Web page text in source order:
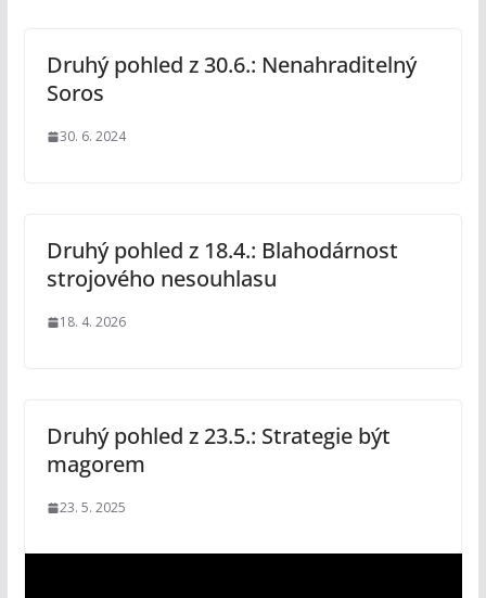
Druhý pohled z 30.6.: Nenahraditelný
Soros
30. 6. 2024
Druhý pohled z 18.4.: Blahodárnost
strojového nesouhlasu
18. 4. 2026
Druhý pohled z 23.5.: Strategie být
magorem
23. 5. 2025